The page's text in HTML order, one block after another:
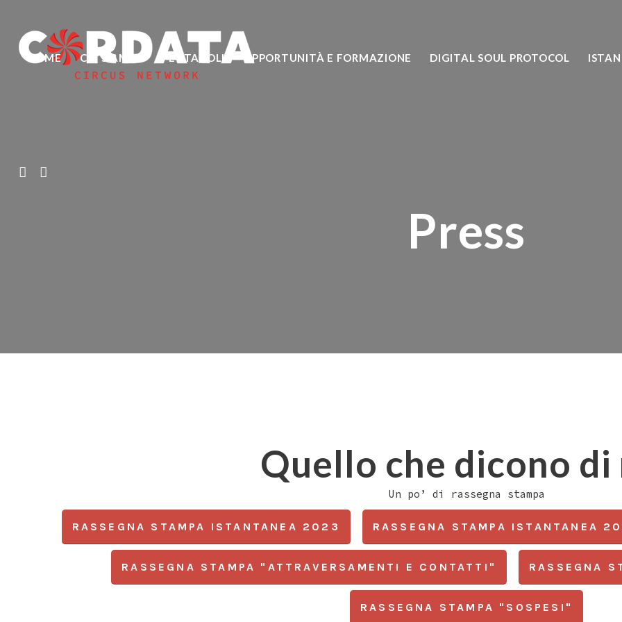
HOME CHI SIAMO SPETTACOLI OPPORTUNITÀ E FORMAZIONE DIGITAL SOUL PROTOCOL
Press
Quello che dicono di
Un po’ di rassegna stampa
RASSEGNA STAMPA ISTANTANEA 2023 RASSEGNA STAMPA ISTANTANEA
RASSEGNA STAMPA "ATTRAVERSAMENTI E CONTATTI" RASSEGNA
RASSEGNA STAMPA "SOSPESI"